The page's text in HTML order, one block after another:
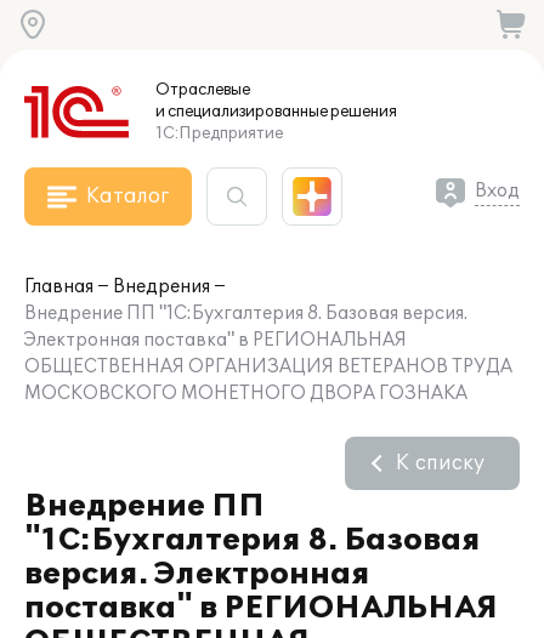
Отраслевые
и специализированныерешения
1С:Предприятие
Каталог Вход
Главная
Внедрения
Внедрение ПП "1С:Бухгалтерия 8. Базовая версия.
Электронная поставка" в РЕГИОНАЛЬНАЯ
ОБЩЕСТВЕННАЯ ОРГАНИЗАЦИЯ ВЕТЕРАНОВ ТРУДА
МОСКОВСКОГО МОНЕТНОГО ДВОРА ГОЗНАКА
Внедрение ПП
"1С:Бухгалтерия 8. Базовая
версия. Электронная
поставка" в РЕГИОНАЛЬНАЯ
К списку